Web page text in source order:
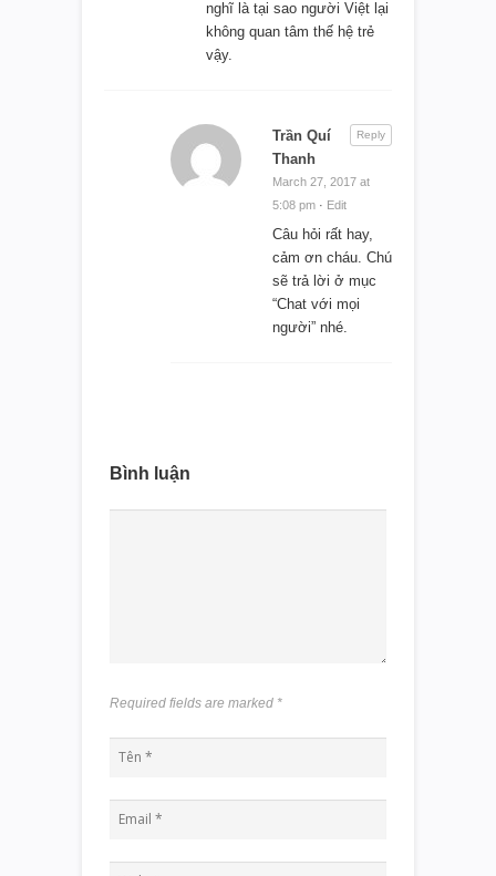
nghĩ là tại sao người Việt lại
không quan tâm thế hệ trẻ
vậy.
Trần Quí
Thanh
March 27, 2017 at
5:08 pm · Edit
Câu hỏi rất hay,
cảm ơn cháu. Chú
sẽ trả lời ở mục
“Chat với mọi
người” nhé.
Reply
Bình luận
Required fields are marked *